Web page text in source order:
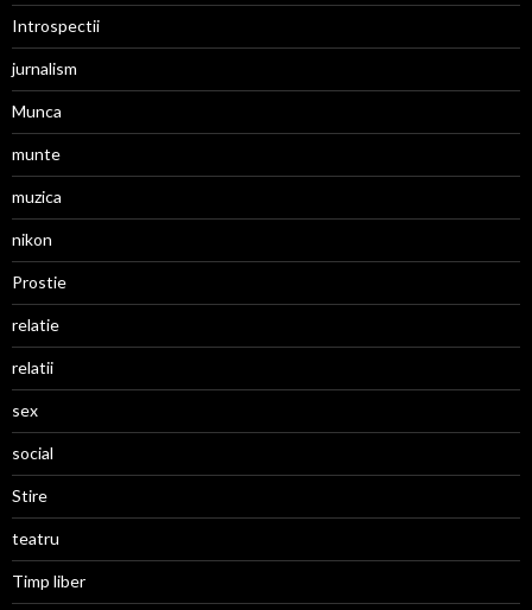
Introspectii
jurnalism
Munca
munte
muzica
nikon
Prostie
relatie
relatii
sex
social
Stire
teatru
Timp liber